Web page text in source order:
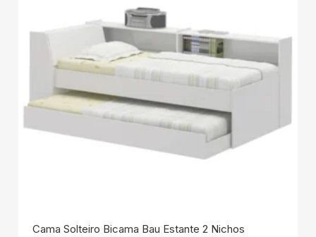
Cama Solteiro Bicama Bau Estante 2 Nichos